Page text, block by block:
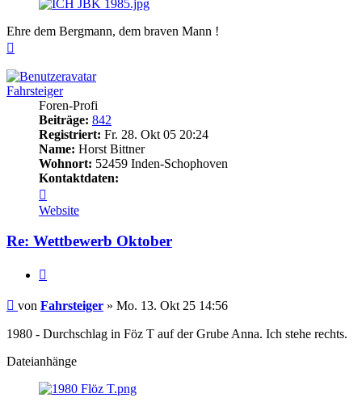
Ehre dem Bergmann, dem braven Mann !
Fahrsteiger
Foren-Profi
Beiträge: 842
Registriert: Fr. 28. Okt 05 20:24
Name: Horst Bittner
Wohnort: 52459 Inden-Schophoven
Kontaktdaten:
von
Fahrsteiger
Website
Re: Wettbewerb Oktober
Beitrag
von Fahrsteiger » Mo. 13. Okt 25 14:56
1980 - Durchschlag in Föz T auf der Grube Anna. Ich stehe rechts.
Dateianhänge